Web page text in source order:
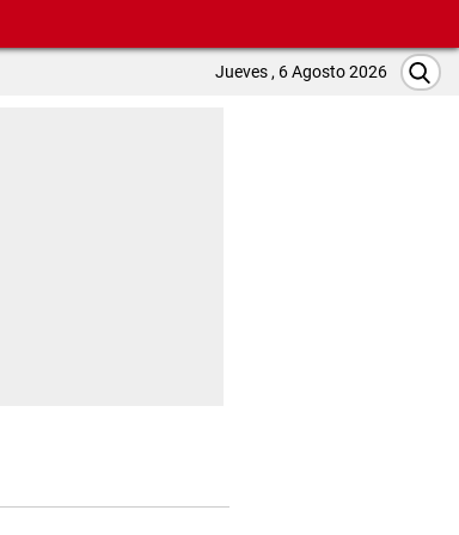
Jueves , 6 Agosto 2026